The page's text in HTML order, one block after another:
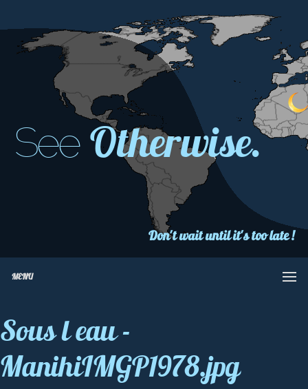
See Otherwise.
Don't wait until it's too late !
MENU
Sous l eau -
ManihiIMGP1978.jpg